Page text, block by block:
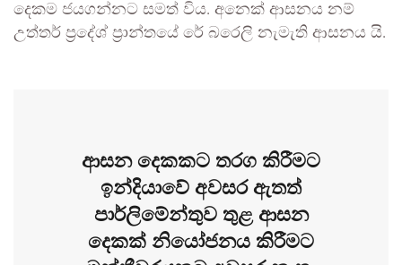
දෙකම ජයගන්නට සමත් විය. අනෙක් ආසනය නම්
උත්තර් ප්‍රදේශ් ප්‍රාන්තයේ රේ බරෙලි නැමැති ආසනය යි.
ආසන දෙකකට තරග කිරීමට
ඉන්දියාවේ අවසර ඇතත්
පාර්ලිමේන්තුව තුළ ආසන
දෙකක් නියෝජනය කිරීමට